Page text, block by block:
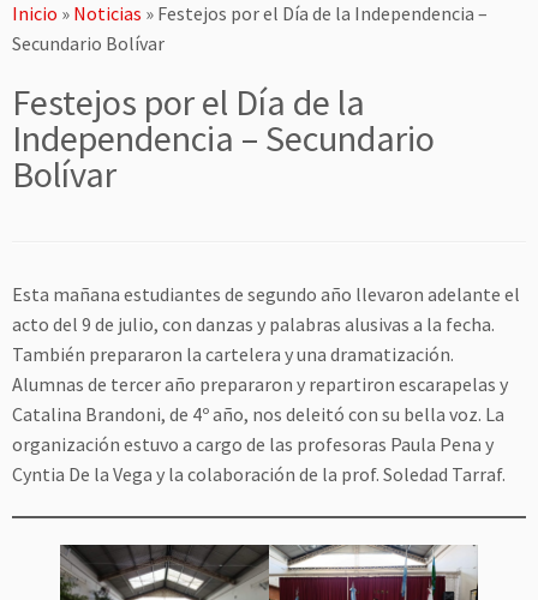
Inicio » Noticias » Festejos por el Día de la Independencia –
Secundario Bolívar
Festejos por el Día de la
Independencia – Secundario
Bolívar
Esta mañana estudiantes de segundo año llevaron adelante el
acto del 9 de julio, con danzas y palabras alusivas a la fecha.
También prepararon la cartelera y una dramatización.
Alumnas de tercer año prepararon y repartiron escarapelas y
Catalina Brandoni, de 4º año, nos deleitó con su bella voz. La
organización estuvo a cargo de las profesoras Paula Pena y
Cyntia De la Vega y la colaboración de la prof. Soledad Tarraf.